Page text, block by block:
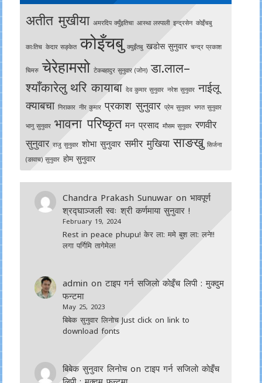
अतीत मुखीया अमरदिप क्युँइतिचा आस्था लस्पाली इन्द्रसेन काेइँचबु
काःतिच केदार सङ्केत कोइँचबु क्युइँतबु खडोस सुनुवार चन्द्र प्रकाश
चिमरु चेरेहामसो टेकबहादुर सुनुवार (जोन) डा.लाल–
श्याँकारेलु थरि कायाबा देव कुमार सुनुवार नरेश सुनुवार नाईलू
क्याबचा निराकार नीर कुमार प्रकाश सुनुवार प्रेम सुनुवार भगत सुनुवार
भानु सुनुवार भावना परिष्कृत मन प्रसाद मौसम सुनुवार रणवीर
सुनुवार राजु सुनुवार शोभा सुनुवार समीर मुखिया साङखु सिर्जना
(ङावाच) सुनुवार होम सुनुवार
Chandra Prakash Sunuwar onभावपूर्ण
श्रद्घाञ्जली स्वः श्री कर्णमाया सुनुवार !
February 19, 2024
Rest in peace phupu! केर ला: ममे बुश ला: लने!!
लगा पर्गिमि तागेमेल!
admin onटाइप गर्न सजिलाे काेइँच लिपी : मुक्दुम
फन्टमा
May 25, 2023
बिबेक सुनुवार लिनोच Just click on link to
download fonts
बिबेक सुनुवार लिनोचonटाइप गर्न सजिलाे काेइँच